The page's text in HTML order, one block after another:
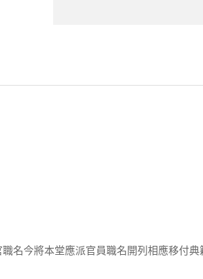
名今將本堂應派官員職名開列相應移付典